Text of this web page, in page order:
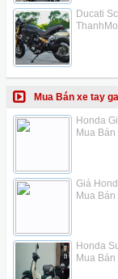
Ducati
Mua Bán xe tay
Honda
Mua Bán
Giá
Mua Bán
Honda
Mua